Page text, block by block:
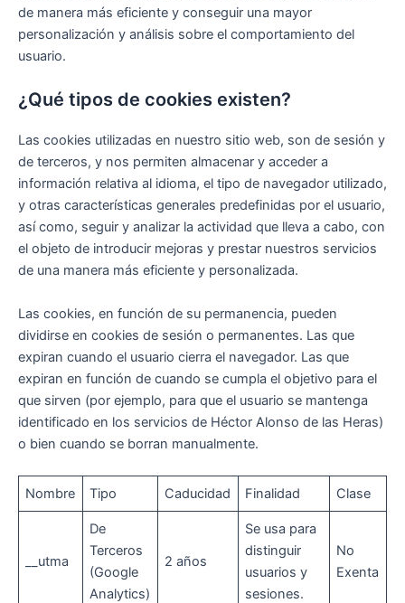
de manera más eficiente y conseguir una mayor
personalización y análisis sobre el comportamiento del
usuario.
¿Qué tipos de cookies existen?
Las cookies utilizadas en nuestro sitio web, son de sesión y
de terceros, y nos permiten almacenar y acceder a
información relativa al idioma, el tipo de navegador utilizado,
y otras características generales predefinidas por el usuario,
así como, seguir y analizar la actividad que lleva a cabo, con
el objeto de introducir mejoras y prestar nuestros servicios
de una manera más eficiente y personalizada.
Las cookies, en función de su permanencia, pueden
dividirse en cookies de sesión o permanentes. Las que
expiran cuando el usuario cierra el navegador. Las que
expiran en función de cuando se cumpla el objetivo para el
que sirven (por ejemplo, para que el usuario se mantenga
identificado en los servicios de Héctor Alonso de las Heras)
o bien cuando se borran manualmente.
Nombre Tipo Caducidad Finalidad Clase
__utma
De
Terceros
(Google
Analytics)
2 años
Se usa para
distinguir
usuarios y
sesiones.
No
Exenta